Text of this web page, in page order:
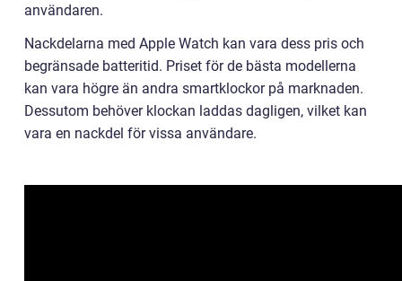
användaren.
Nackdelarna med Apple Watch kan vara dess pris och
begränsade batteritid. Priset för de bästa modellerna
kan vara högre än andra smartklockor på marknaden.
Dessutom behöver klockan laddas dagligen, vilket kan
vara en nackdel för vissa användare.